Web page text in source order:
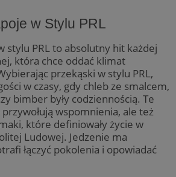
w Stylu PRL
stylu PRL to absolutny hit każdej
która chce oddać klimat
przekąski w stylu PRL,
w czasy, gdy chleb ze smalcem,
bimber były codziennością. Te
wspomnienia, ale też
które definiowały życie w
Ludowej. Jedzenie ma
łączyć pokolenia i opowiadać